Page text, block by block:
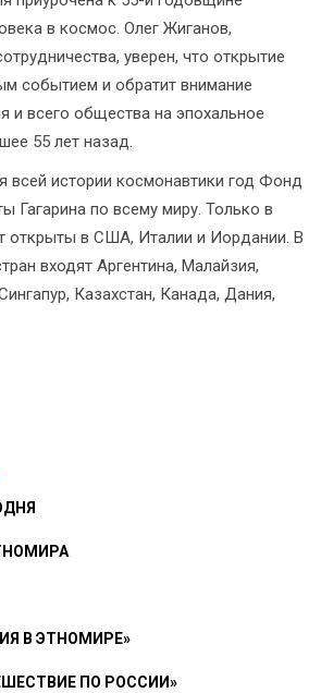
в космос. Олег Жиганов,
уверен, что открытие
событием и обратит внимание
и всего общества на эпохальное
55 лет назад.
всей истории космонавтики год Фонд
Гагарина по всему миру. Только в
открыты в США, Италии и Иордании. В
входят Аргентина, Малайзия,
Казахстан, Канада, Дания,
В ЭТНОМИРЕ»
ПО РОССИИ»